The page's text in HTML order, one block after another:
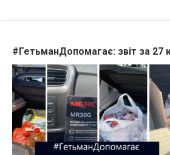
#ГетьманДопомагає: звіт за 27